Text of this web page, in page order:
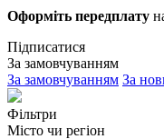
Оформіть передплату
Підписатися
За замовчуванням
За замовчуванням За
Фільтри
Місто чи регіон